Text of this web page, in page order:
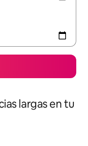
largas en tu